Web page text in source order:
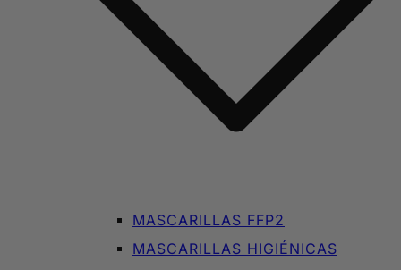
MASCARILLAS FFP2
MASCARILLAS HIGIÉNICAS